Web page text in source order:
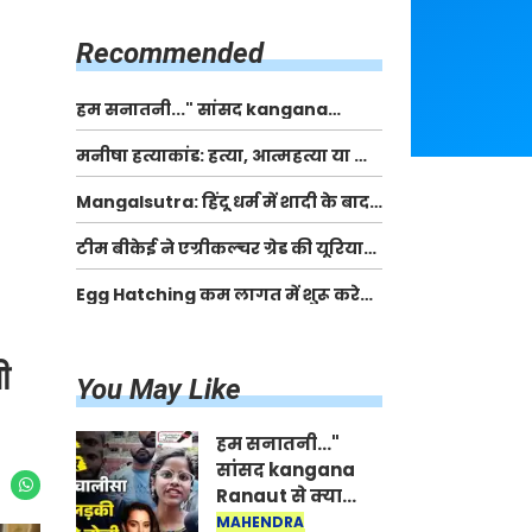
Recommended
हम सनातनी..." सांसद kangana
Ranaut से क्या बोली लड़की? Viral
Jantar-Mantar | CJP protest
मनीषा हत्याकांड: हत्या, आत्महत्या या कोई बड़ा राज?
| Full Story | Josh Haryana
Mangalsutra: हिंदू धर्म में शादी के बाद
मंगलसूत्र क्यों पहनती है महिलाएं, किसने
शुरु की ये परंपरा
टीम बीकेई ने एग्रीकल्चर ग्रेड की यूरिया
खाद गट्टों में बदलकर टेक्निकल ग्रेड में
बेचने वालों पर करवाई कार्रवाई:
Egg Hatching कम लागत में शुरू करे
You May Like
हम सनातनी..."
सांसद kangana
Ranaut से क्या
बोली लड़की? Viral
MAHENDRA